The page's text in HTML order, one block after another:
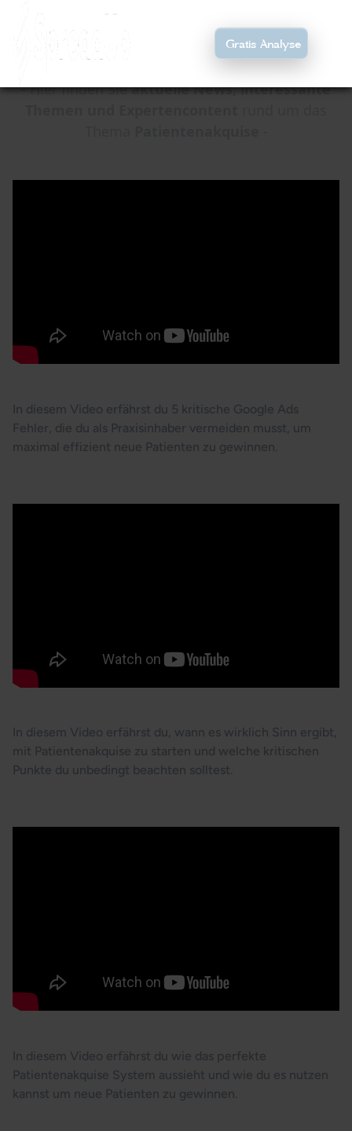
Gratis Analyse
- Hier finden Sieaktuelle News, interessante
In diesem Video erfährst du 5 kritische Google Ads
Fehler, die du als Praxisinhaber vermeiden musst, um
maximal effizient neue Patienten zu gewinnen.
In diesem Video erfährst du, wann es wirklich Sinn ergibt,
mit Patientenakquise zu starten und welche kritischen
Punkte du unbedingt beachten solltest.
In diesem Video erfährst du wie das perfekte
Patientenakquise System aussieht und wie du es nutzen
kannst um neue Patienten zu gewinnen.